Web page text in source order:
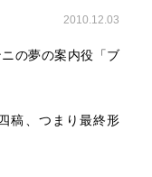
2010.12.03
の夢の案内役「ブ
稿、つまり最終形